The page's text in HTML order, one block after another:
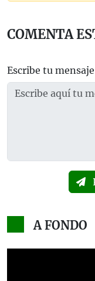
COMENTA
Escribe tu mensaje
A FONDO